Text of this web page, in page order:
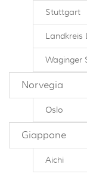
Stuttgart
Landkreis
Waginger
Norvegia
Oslo
Giappone
Aichi